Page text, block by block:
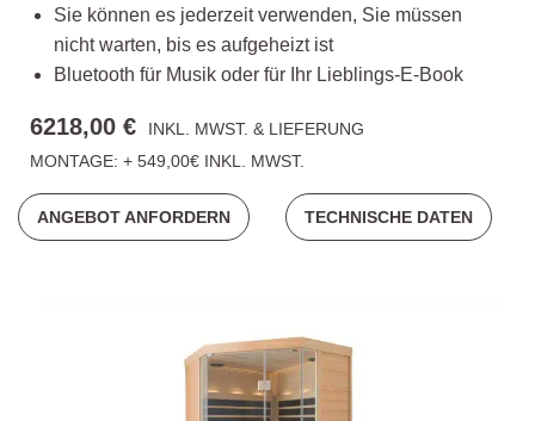
Sie können es jederzeit verwenden, Sie müssen
nicht warten, bis es aufgeheizt ist
Bluetooth für Musik oder für Ihr Lieblings-E-Book
6218,00 €
INKL. MWST. & LIEFERUNG
MONTAGE: + 549,00€ INKL. MWST.
ANGEBOT ANFORDERN TECHNISCHE DATEN